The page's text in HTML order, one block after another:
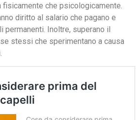
che psicologicamente.
diritto al salario che pagano e
permanenti. Inoltre, superano il
stessi che sperimentano a causa